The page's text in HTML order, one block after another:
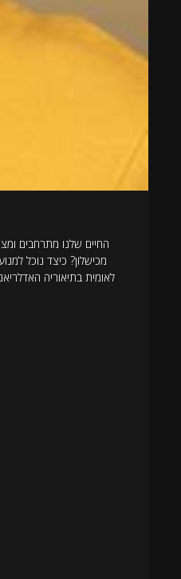
מכישלון? כיצד נוכל
לאומית בתיאוריה